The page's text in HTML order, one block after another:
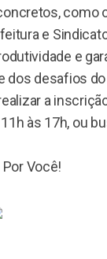
como
e
e
dos desafios
a
às 17h, ou
Você!